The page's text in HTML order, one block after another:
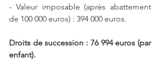
- Valeur imposable (après abattement
de 100 000 euros) : 394 000 euros.
Droits de succession : 76 994 euros (par
enfant).